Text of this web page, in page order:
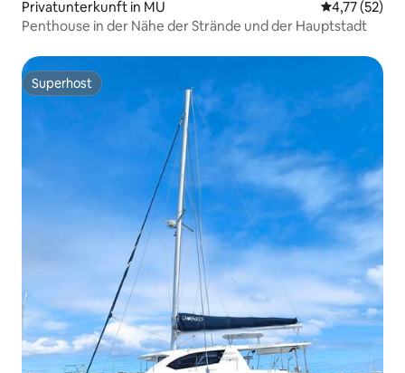
Privatunterkunft in MU
4,77 (52)
Penthouse in der Nähe der Strände und der Hauptstadt
Superhost
Superhost